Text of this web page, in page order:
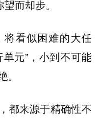
而却步。
看似困难的大任
元”，小到不可能
都来源于精确性不